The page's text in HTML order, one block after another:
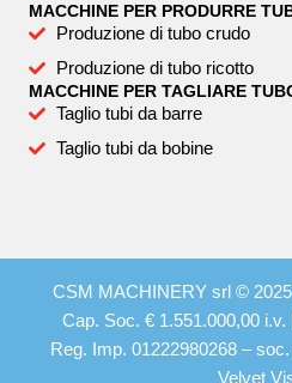
MACCHINE PER PRODURRE
Produzione di tubo crudo
Produzione di tubo ricotto
MACCHINE PER TAGLIARE
Taglio tubi da barre
Taglio tubi da bobine
CSM MACHINERY srl ©
Cap. Soc. € 1.551.000,00
Reg. Imp. 01222980268 –
Velvet